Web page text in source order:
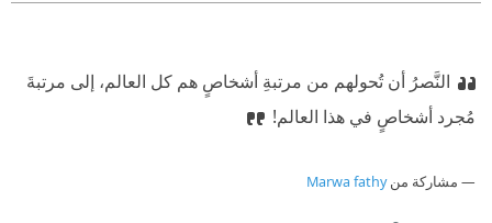
النَّصرُ أن تُحولهم من مرتبةِ أشخاصٍ هم كل العالم، إلى مرتبةَ
مُجرد أشخاصٍ في هذا العالم!
مشاركة منMarwa fathy